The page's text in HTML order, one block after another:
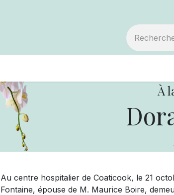
À
Au centre hospitalier de Coaticook, le 21
Fontaine, épouse de M. Maurice Boire,